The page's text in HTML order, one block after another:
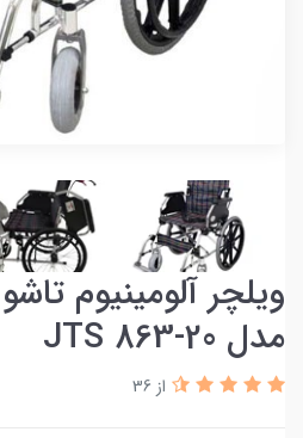
ویلچر آلومینیوم
مدل JTS 863-20
از 36